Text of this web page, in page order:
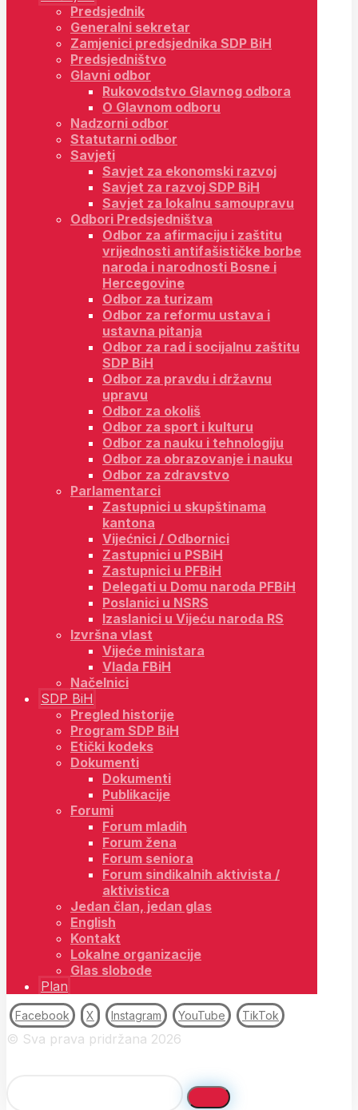
Predsjednik
Generalni sekretar
Zamjenici predsjednika SDP BiH
Predsjedništvo
Glavni odbor
Rukovodstvo Glavnog odbora
O Glavnom odboru
Nadzorni odbor
Statutarni odbor
Savjeti
Savjet za ekonomski razvoj
Savjet za razvoj SDP BiH
Savjet za lokalnu samoupravu
Odbori Predsjedništva
Odbor za afirmaciju i zaštitu
vrijednosti antifašističke borbe
naroda i narodnosti Bosne i
Hercegovine
Odbor za turizam
Odbor za reformu ustava i
ustavna pitanja
Odbor za rad i socijalnu zaštitu
SDP BiH
Odbor za pravdu i državnu
upravu
Odbor za okoliš
Odbor za sport i kulturu
Odbor za nauku i tehnologiju
Odbor za obrazovanje i nauku
Odbor za zdravstvo
Parlamentarci
Zastupnici u skupštinama
kantona
Vijećnici / Odbornici
Zastupnici u PSBiH
Zastupnici u PFBiH
Delegati u Domu naroda PFBiH
Poslanici u NSRS
Izaslanici u Vijeću naroda RS
Izvršna vlast
Vijeće ministara
Vlada FBiH
Načelnici
SDP BiH
Pregled historije
Program SDP BiH
Etički kodeks
Dokumenti
Dokumenti
Publikacije
Forumi
Forum mladih
Forum žena
Forum seniora
Forum sindikalnih aktivista /
aktivistica
Jedan član, jedan glas
English
Kontakt
Lokalne organizacije
Glas slobode
Plan
Facebook X Instagram YouTube TikTok
© Sva prava pridržana 2026